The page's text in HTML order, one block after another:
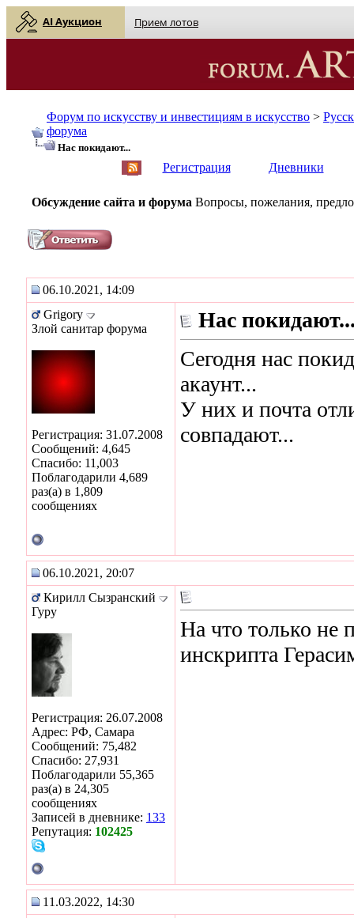
AI Аукцион Прием лотов
Форум по искусству и инвестициям в искусство >
форума
Нас покидают...
Регистрация Дневники
Обсуждение сайта и форума Вопросы, пожелания,
06.10.2021, 14:09
Grigory
Злой санитар форума
Регистрация: 31.07.2008
Сообщений: 4,645
Спасибо: 11,003
Поблагодарили 4,689
раз(а) в 1,809
сообщениях
Нас
Сегодня нас
акаунт...
У них и почта
совпадают...
06.10.2021, 20:07
Кирилл Сызранский
Гуру
Регистрация: 26.07.2008
Адрес: РФ, Самара
Сообщений: 75,482
Спасибо: 27,931
Поблагодарили 55,365
раз(а) в 24,305
сообщениях
Записей в дневнике: 133
Репутация: 102425
На что только не
инскрипта
11.03.2022, 14:30